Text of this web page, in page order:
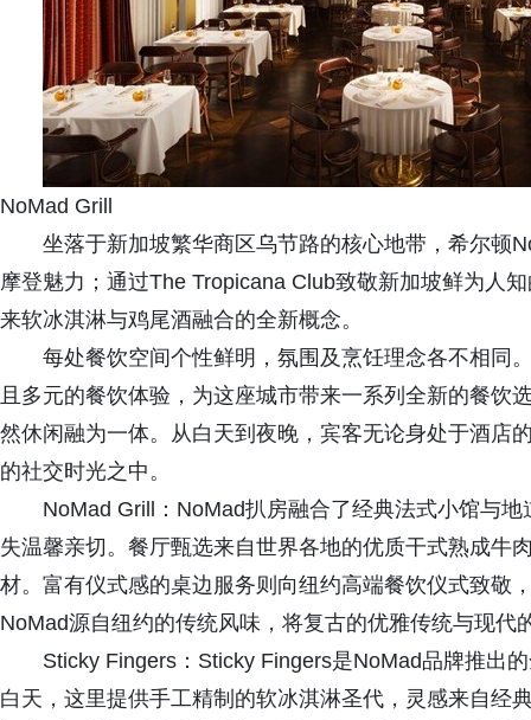
NoMad Grill
坐落于新加坡繁华商区乌节路的核心地带，希尔顿
摩登魅力；通过The Tropicana Club致敬新加坡鲜为人
来软冰淇淋与鸡尾酒融合的全新概念。
每处餐饮空间个性鲜明，氛围及烹饪理念各不相同
且多元的餐饮体验，为这座城市带来一系列全新的餐饮
然休闲融为一体。从白天到夜晚，宾客无论身处于酒店
的社交时光之中。
NoMad Grill：NoMad扒房融合了经典法式小馆与
失温馨亲切。餐厅甄选来自世界各地的优质干式熟成牛
材。富有仪式感的桌边服务则向纽约高端餐饮仪式致敬
NoMad源自纽约的传统风味，将复古的优雅传统与现代
Sticky Fingers：Sticky Fingers是NoMad品牌推出
白天，这里提供手工精制的软冰淇淋圣代，灵感来自经